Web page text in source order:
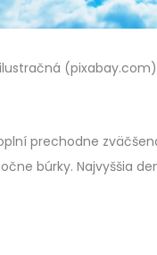
(pixabay.com)
prechodne
búrky. Najvyššia